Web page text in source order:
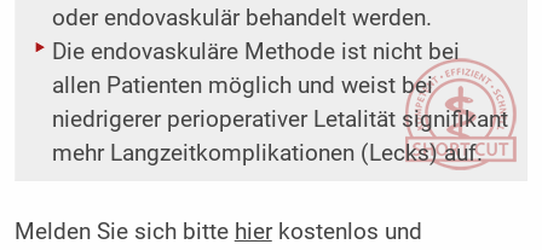
oder endovaskulär behandelt werden.
Die endovaskuläre Methode ist nicht bei
allen Patienten möglich und weist bei
niedrigerer perioperativer Letalität signifikant
mehr Langzeitkomplikationen (Lecks) auf.
Melden Sie sich bitte hierkostenlos und